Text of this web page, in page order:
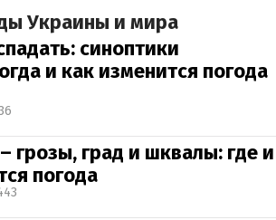
Украины и мира
синоптики
и как изменится погода
грозы, град и шквалы: где и
погода